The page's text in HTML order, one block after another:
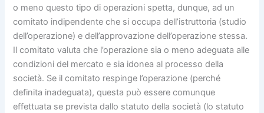
o meno questo tipo di operazioni spetta, dunque, ad un
comitato indipendente che si occupa dell’istruttoria (studio
dell’operazione) e dell’approvazione dell’operazione stessa.
Il comitato valuta che l’operazione sia o meno adeguata alle
condizioni del mercato e sia idonea al processo della
società. Se il comitato respinge l’operazione (perché
definita inadeguata), questa può essere comunque
effettuata se prevista dallo statuto della società (lo statuto